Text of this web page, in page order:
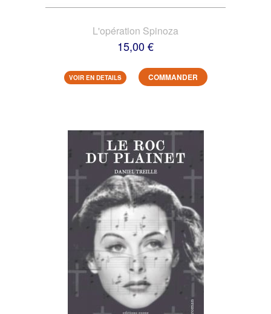
L'opération Spinoza
15,00 €
VOIR EN DETAILS COMMANDER